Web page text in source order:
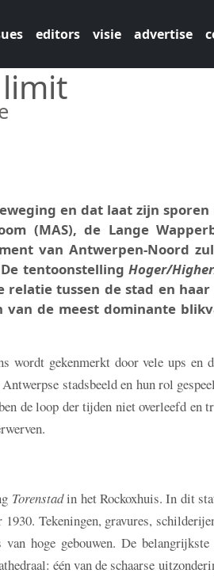
editors visie advertise
en dat laat zijn
(MAS), de Lange
van Antwerpen-Noord
tentoonstelling Hoger/
relatie tussen de stad en
van de meest dominante
wordt gekenmerkt door vele ups en
stadsbeeld en hun rol
de loop der tijden niet overleefd en
Torenstadin het Rockoxhuis. In dit
Tekeningen, gravures,
hoge gebouwen. De
één van de schaarse